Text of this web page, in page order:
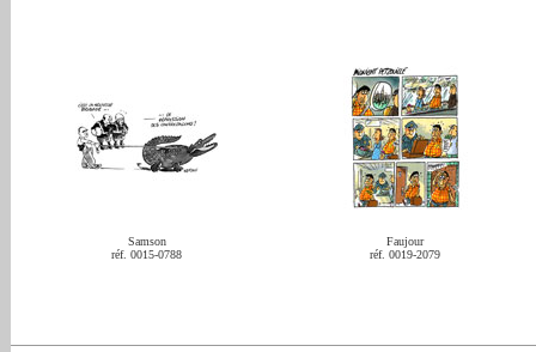
Samson
réf. 0015-0788
Faujour
réf. 0019-2079